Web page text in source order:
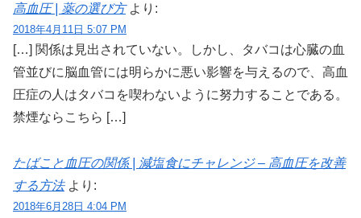
高血圧 | 薬の選び方 より:
2018年4月11日 5:07 PM
[…] 関係は見出されていない。しかし、タバコは心臓の血
管並びに脳血管には明らかに悪い影響を与えるので、高血
圧症の人はタバコを喫わないように努力することである。
禁煙ならこちら […]
たばこと血圧の関係 | 減塩食にチャレンジ – 高血圧を改善
する方法 より:
2018年6月28日 4:04 PM